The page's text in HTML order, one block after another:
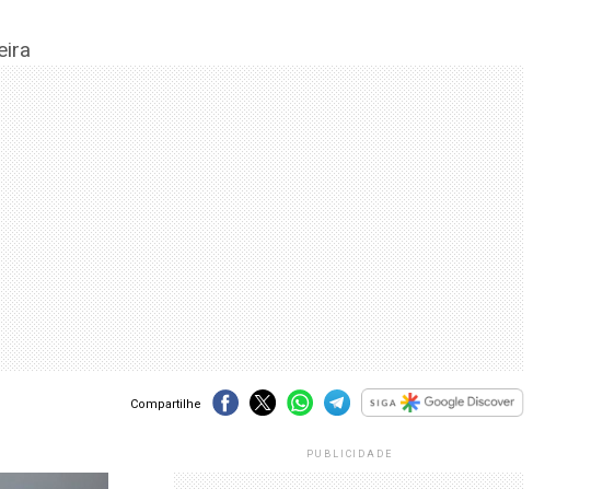
Compartilhe
PUBLICIDADE